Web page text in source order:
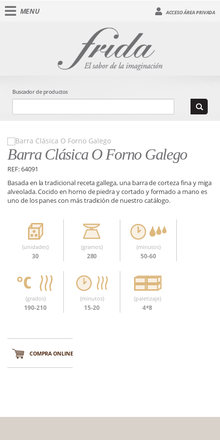
MENU ACCESO ÁREA PRIVADA
Buscador de productos
Barra Clásica O Forno Galego
REF: 64091
Basada en la tradicional receta gallega, una barra de corteza fina y miga
alveolada. Cocido en horno de piedra y cortado y formado a mano es
uno de los panes con más tradición de nuestro catálogo.
(unidades)
30
(gramos)
280
(minutos)
50-60
(grados)
190-210
(minutos)
15-20
(paletizaje)
4*8
COMPRA ONLINE